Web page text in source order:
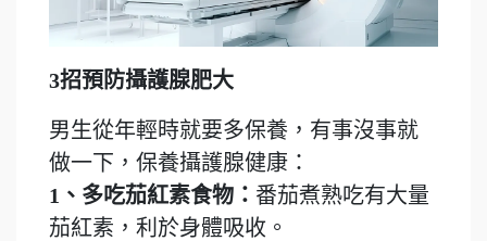
3招預防攝護腺肥大
男生從年輕時就要多保養，有事沒事就
做一下，保養攝護腺健康：
1、多吃茄紅素食物： 番茄煮熟吃有大量
茄紅素，利於身體吸收。